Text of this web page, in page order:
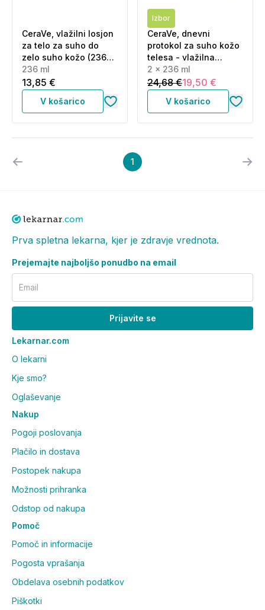
CeraVe, vlažilni losjon
za telo za suho do
zelo suho kožo (236
ml)
236 ml
13,85 €
V košarico
Izbor
CeraVe, dnevni
protokol za suho kožo
telesa - vlažilna
čistilna emulzija in
vlažilni losjon (2 x 236
ml)
2 x 236 ml
24,68 €19,50 €
V košarico
1
Prva spletna lekarna, kjer je zdravje vrednota.
Prejemajte najboljšo ponudbo na email
Email
Prijavite se
Lekarnar.com
O lekarni
Kje smo?
Oglaševanje
Nakup
Pogoji poslovanja
Plačilo in dostava
Postopek nakupa
Možnosti prihranka
Odstop od nakupa
Pomoč
Pomoč in informacije
Pogosta vprašanja
Obdelava osebnih podatkov
Piškotki